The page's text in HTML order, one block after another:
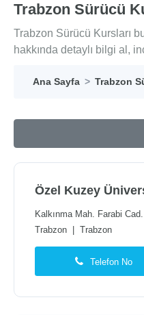
Trabzon Sürücü
Trabzon Sürücü Kursları
hakkında detaylı bilgi al,
Ana Sayfa Trabzon
Kalkınma Mah. Farabi
Trabzon
Trabzon
Telefon No